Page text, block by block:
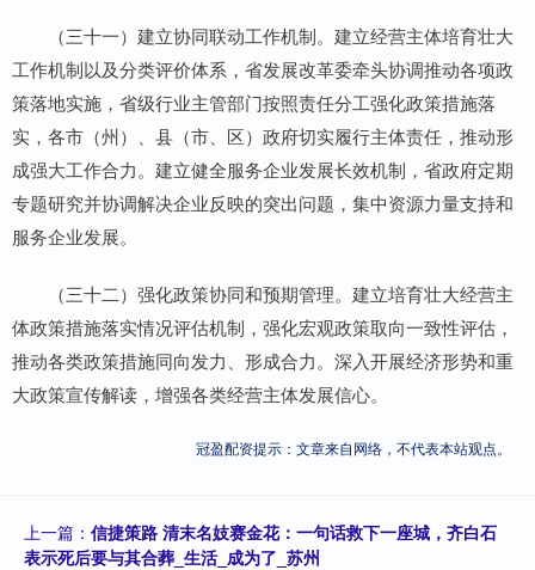
（三十一）建立协同联动工作机制。建立经营主体培育壮大
工作机制以及分类评价体系，省发展改革委牵头协调推动各项政
策落地实施，省级行业主管部门按照责任分工强化政策措施落
实，各市（州）、县（市、区）政府切实履行主体责任，推动形
成强大工作合力。建立健全服务企业发展长效机制，省政府定期
专题研究并协调解决企业反映的突出问题，集中资源力量支持和
服务企业发展。
（三十二）强化政策协同和预期管理。建立培育壮大经营主
体政策措施落实情况评估机制，强化宏观政策取向一致性评估，
推动各类政策措施同向发力、形成合力。深入开展经济形势和重
大政策宣传解读，增强各类经营主体发展信心。
冠盈配资提示：文章来自网络，不代表本站观点。
上一篇： 信捷策路 清末名妓赛金花：一句话救下一座城，齐白石
表示死后要与其合葬_生活_成为了_苏州